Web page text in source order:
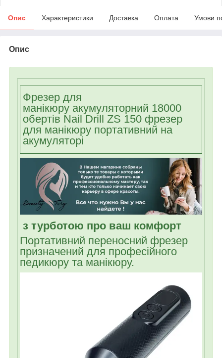
Опис Характеристики Доставка Оплата Умови
Опис
Фрезер для
манікюру акумуляторний 18000
обертів Nail Drill ZS 150 фрезер
для манікюру портативний на
акумуляторі
з турботою про ваш комфорт
Портативний переносний фрезер
призначений для професійного
педикюру та манікюру.